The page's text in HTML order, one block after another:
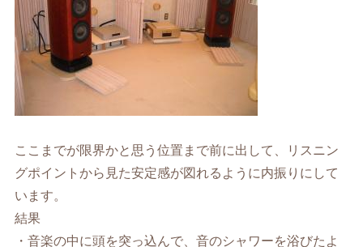
ここまでが限界かと思う位置まで前に出して、リスニン
グポイントから見た安定感が図れるように内振りにして
います。
結果
・音楽の中に頭を突っ込んで、音のシャワーを浴びたよ